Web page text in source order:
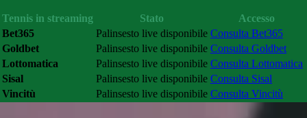
Tennis in streaming Stato
Accesso
Bet365
Palinsesto live disponibile Consulta Bet365
Goldbet
Palinsesto live disponibile Consulta Goldbet
Lottomatica
Palinsesto live disponibile Consulta Lottomatica
Sisal
Palinsesto live disponibile Consulta Sisal
Vincitù
Palinsesto live disponibile Consulta Vincitù